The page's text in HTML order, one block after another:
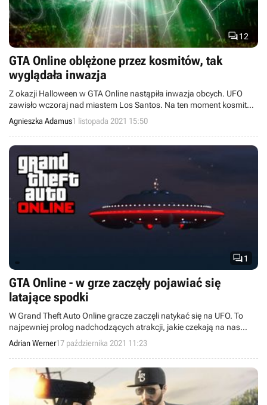
12
GTA Online oblężone przez kosmitów, tak
wyglądała inwazja
Z okazji Halloween w GTA Online nastąpiła inwazja obcych. UFO
zawisło wczoraj nad miastem Los Santos. Na ten moment kosmitów
już nie ma.
Agnieszka Adamus1 listopada 2021 15:50
1
GTA Online - w grze zaczęły pojawiać się
latające spodki
W Grand Theft Auto Online gracze zaczęli natykać się na UFO. To
najpewniej prolog nadchodzących atrakcji, jakie czekają na nas
podczas tegorocznego Halloween.
Adrian Werner17 października 2021 11:23